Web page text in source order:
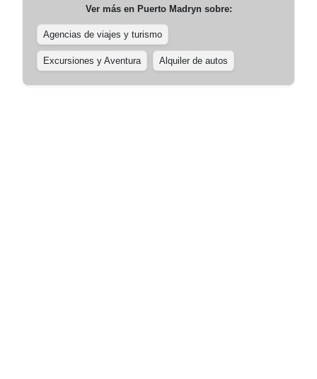
Ver más en Puerto Madrynsobre:
Agencias de viajes y turismo
Excursiones y Aventura Alquiler de autos